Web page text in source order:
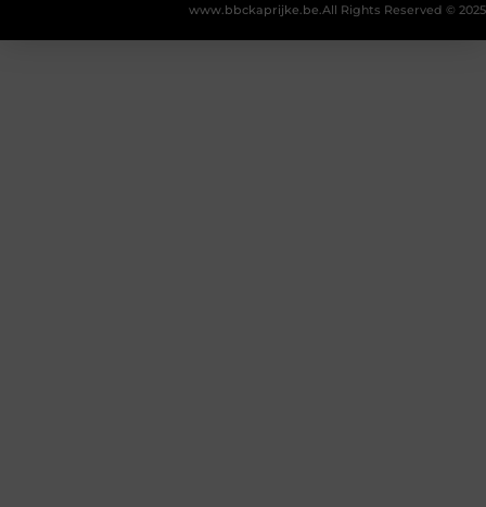
All Rights Reserved © 2025
www.bbckaprijke.be.